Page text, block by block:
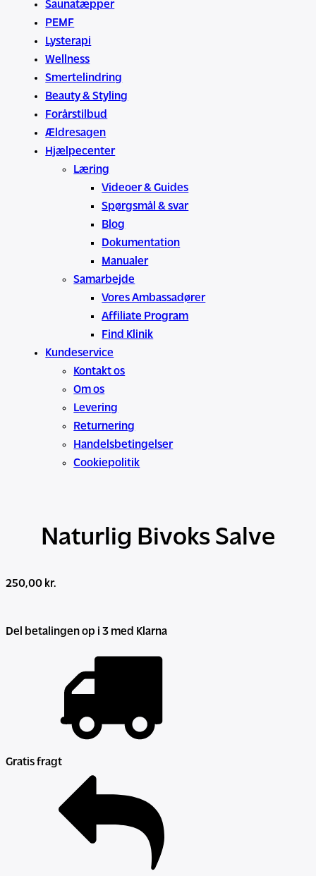
Saunatæpper
PEMF
Lysterapi
Wellness
Smertelindring
Beauty & Styling
Forårstilbud
Ældresagen
Hjælpecenter
Læring
Videoer & Guides
Spørgsmål & svar
Blog
Dokumentation
Manualer
Samarbejde
Vores Ambassadører
Affiliate Program
Find Klinik
Kundeservice
Kontakt os
Om os
Levering
Returnering
Handelsbetingelser
Cookiepolitik
Naturlig Bivoks Salve
250,00 kr.
Del betalingen op i 3 med Klarna
Gratis fragt